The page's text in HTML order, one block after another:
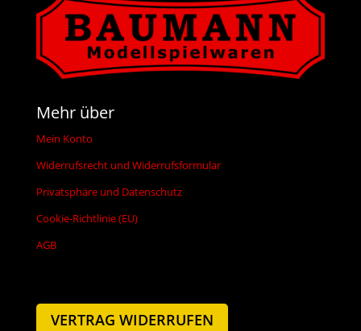
Mehr über
Mein Konto
Widerrufsrecht und Widerrufsformular
Privatsphäre und Datenschutz
Cookie-Richtlinie (EU)
AGB
VERTRAG WIDERRUFEN